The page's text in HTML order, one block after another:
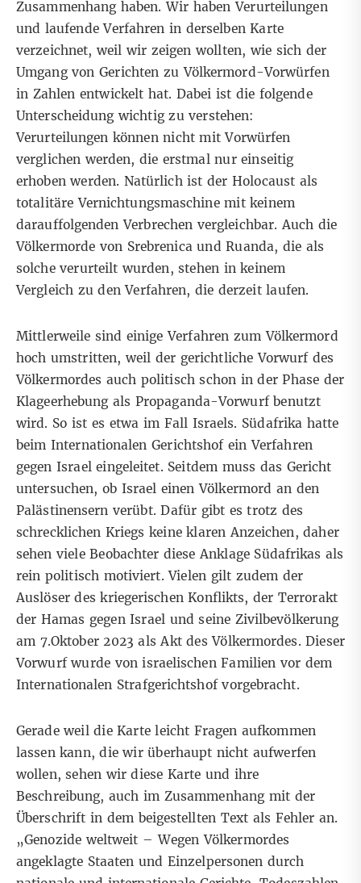
Zusammenhang haben. Wir haben Verurteilungen
und laufende Verfahren in derselben Karte
verzeichnet, weil wir zeigen wollten, wie sich der
Umgang von Gerichten zu Völkermord-Vorwürfen
in Zahlen entwickelt hat. Dabei ist die folgende
Unterscheidung wichtig zu verstehen:
Verurteilungen können nicht mit Vorwürfen
verglichen werden, die erstmal nur einseitig
erhoben werden. Natürlich ist der Holocaust als
totalitäre Vernichtungsmaschine mit keinem
darauffolgenden Verbrechen vergleichbar. Auch die
Völkermorde von Srebrenica und Ruanda, die als
solche verurteilt wurden, stehen in keinem
Vergleich zu den Verfahren, die derzeit laufen.
Mittlerweile sind einige Verfahren zum Völkermord
hoch umstritten, weil der gerichtliche Vorwurf des
Völkermordes auch politisch schon in der Phase der
Klageerhebung als Propaganda-Vorwurf benutzt
wird. So ist es etwa im Fall Israels. Südafrika hatte
beim Internationalen Gerichtshof ein Verfahren
gegen Israel eingeleitet. Seitdem muss das Gericht
untersuchen, ob Israel einen Völkermord an den
Palästinensern verübt. Dafür gibt es trotz des
schrecklichen Kriegs keine klaren Anzeichen, daher
sehen viele Beobachter diese Anklage Südafrikas als
rein politisch motiviert. Vielen gilt zudem der
Auslöser des kriegerischen Konflikts, der Terrorakt
der Hamas gegen Israel und seine Zivilbevölkerung
am 7.Oktober 2023 als Akt des Völkermordes. Dieser
Vorwurf wurde von israelischen Familien vor dem
Internationalen Strafgerichtshof vorgebracht.
Gerade weil die Karte leicht Fragen aufkommen
lassen kann, die wir überhaupt nicht aufwerfen
wollen, sehen wir diese Karte und ihre
Beschreibung, auch im Zusammenhang mit der
Überschrift in dem beigestellten Text als Fehler an.
„Genozide weltweit – Wegen Völkermordes
angeklagte Staaten und Einzelpersonen durch